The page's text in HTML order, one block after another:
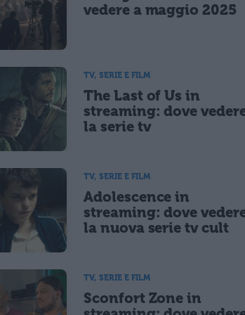
vedere a maggio 2025
TV, SERIE E FILM
The Last of Us in
streaming: dove
la serie tv
TV, SERIE E FILM
Adolescence in
streaming: dove
la nuova serie tv cult
TV, SERIE E FILM
Sconfort Zone in